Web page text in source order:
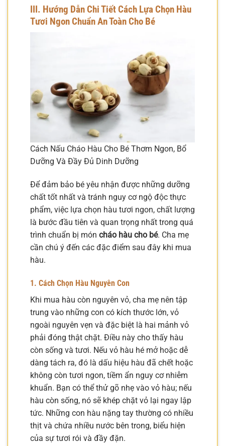
III. Hướng Dẫn Chi Tiết Cách Lựa Chọn Hàu
Tươi Ngon Chuẩn An Toàn Cho Bé
Cách Nấu Cháo Hàu Cho Bé Thơm Ngon, Bổ
Dưỡng Và Đầy Đủ Dinh Dưỡng
Để đảm bảo bé yêu nhận được những dưỡng
chất tốt nhất và tránh nguy cơ ngộ độc thực
phẩm, việc lựa chọn hàu tươi ngon, chất lượng
là bước đầu tiên và quan trọng nhất trong quá
trình chuẩn bị món cháo hàu cho bé. Cha mẹ
cần chú ý đến các đặc điểm sau đây khi mua
hàu.
1. Cách Chọn Hàu Nguyên Con
Khi mua hàu còn nguyên vỏ, cha mẹ nên tập
trung vào những con có kích thước lớn, vỏ
ngoài nguyên vẹn và đặc biệt là hai mảnh vỏ
phải đóng thật chặt. Điều này cho thấy hàu
còn sống và tươi. Nếu vỏ hàu hé mở hoặc dễ
dàng tách ra, đó là dấu hiệu hàu đã chết hoặc
không còn tươi ngon, tiềm ẩn nguy cơ nhiễm
khuẩn. Bạn có thể thử gõ nhẹ vào vỏ hàu; nếu
hàu còn sống, nó sẽ khép chặt vỏ lại ngay lập
tức. Những con hàu nặng tay thường có nhiều
thịt và chứa nhiều nước bên trong, biểu hiện
của sự tươi rói và đầy đặn.